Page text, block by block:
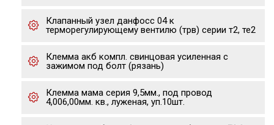
Клапанный узел данфосс 04 к
терморегулирующему вентилю (трв) серии т2, те2
Клемма акб компл. свинцовая усиленная с
зажимом под болт (рязань)
Клемма мама серия 9,5мм., под провод
4,006,00мм. кв., луженая, уп.10шт.